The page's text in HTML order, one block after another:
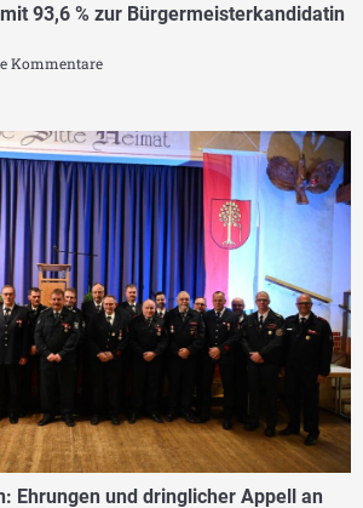
93,6 % zur Bürgermeisterkandidatin
Kommentare
Ehrungen und dringlicher Appell an